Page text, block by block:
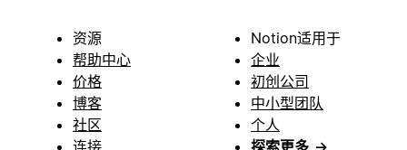
资源
帮助中心
价格
博客
社区
连接
Notion适用于
企业
初创公司
中小型团队
个人
探索更多 →